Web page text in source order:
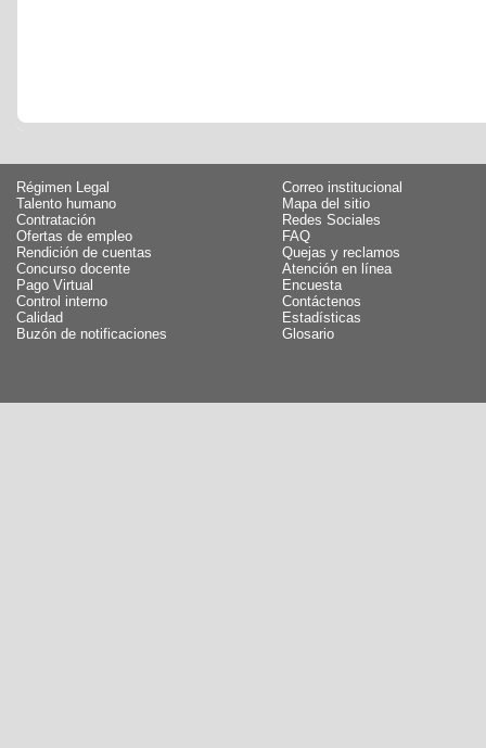
Régimen Legal
Talento humano
Contratación
Ofertas de empleo
Rendición de cuentas
Concurso docente
Pago Virtual
Control interno
Calidad
Buzón de notificaciones
Correo institucional
Mapa del sitio
Redes Sociales
FAQ
Quejas y reclamos
Atención en línea
Encuesta
Contáctenos
Estadísticas
Glosario